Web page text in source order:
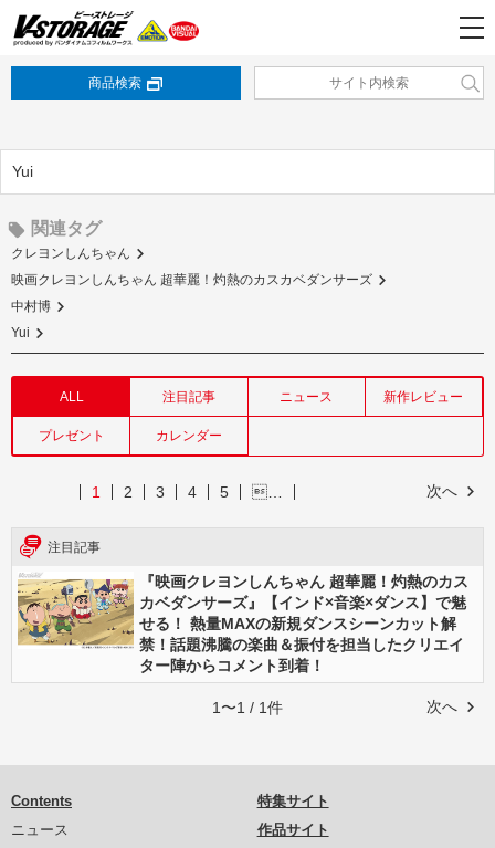
商品検索
Yui
関連タグ
クレヨンしんちゃん
映画クレヨンしんちゃん 超華麗！灼熱のカスカベダンサーズ
中村博
Yui
ALL 注目記事 ニュース 新作レビュー
プレゼント カレンダー
次へ
1 2 3 4 5 …
注目記事
『映画クレヨンしんちゃん 超華麗！灼熱のカス
カベダンサーズ』【インド×音楽×ダンス】で魅
せる！ 熱量MAXの新規ダンスシーンカット解
禁！話題沸騰の楽曲＆振付を担当したクリエイ
ター陣からコメント到着！
次へ
1〜1 / 1件
Contents
ニュース
特集サイト
作品サイト